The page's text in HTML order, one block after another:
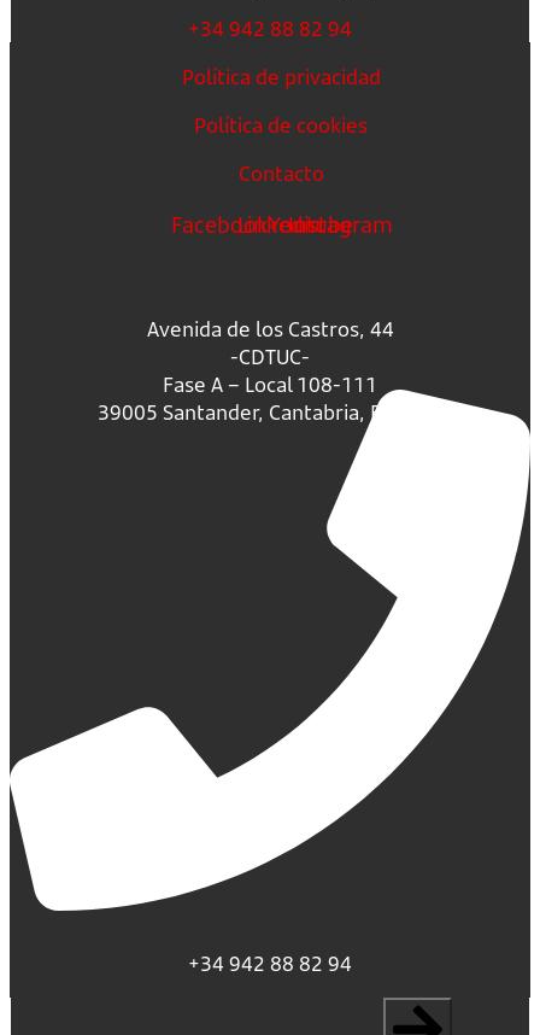
+34 942 88 82 94
Política de privacidad
Política de cookies
Contacto
FacebookLinkedin
Youtube
Instagram
Avenida de los Castros, 44
-CDTUC-
Fase A – Local 108-111
39005 Santander, Cantabria, España.
+34 942 88 82 94